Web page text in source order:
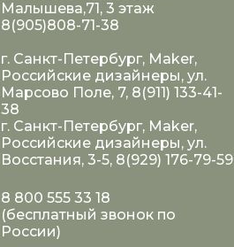
Малышева,71, 3 этаж
8(905)808-71-38
г. Санкт-Петербург, Maker,
Российские дизайнеры, ул.
Марсово Поле, 7, 8(911) 133-41-
38
г. Санкт-Петербург, Maker,
Российские дизайнеры, ул.
Восстания, 3-5, 8(929) 176-79-59
8 800 555 33 18
(бесплатный звонок по
России)